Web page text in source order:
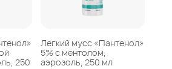
250
Легкий мусс «Пантенол»
5% с ментолом,
аэрозоль, 250 мл